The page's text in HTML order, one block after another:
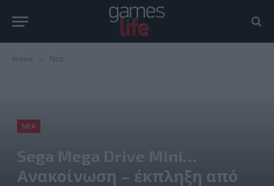
Home Νέα
ΝΈΑ
Sega Mega Drive Mini…
Ανακοίνωση – έκπληξη από